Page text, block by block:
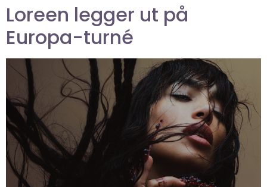
Loreen legger ut på
Europa-turné